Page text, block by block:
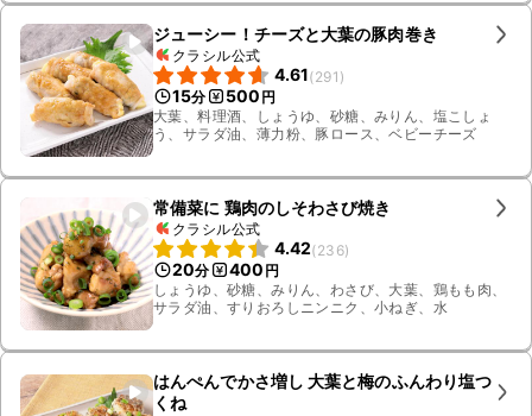
ジューシー！チーズと大葉の豚肉巻き
クラシル公式
4.61(291 )
15分 500 円
大葉、料理酒、しょうゆ、砂糖、みりん、塩こしょ
う、サラダ油、薄力粉、豚ロース、ベビーチーズ
常備菜に 鶏肉のしそわさび焼き
クラシル公式
4.42(236)
20分 400 円
しょうゆ、砂糖、みりん、わさび、大葉、鶏もも肉、
サラダ油、すりおろしニンニク、小ねぎ、水
はんぺんでかさ増し 大葉と梅のふんわり塩つ
くね